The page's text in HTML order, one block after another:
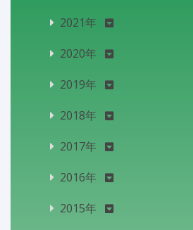
2021年
2020年
2019年
2018年
2017年
2016年
2015年